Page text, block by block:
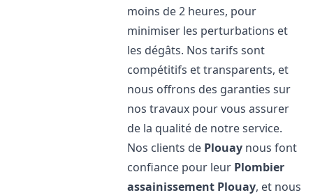
moins de 2 heures, pour
minimiser les perturbations et
les dégâts. Nos tarifs sont
compétitifs et transparents, et
nous offrons des garanties sur
nos travaux pour vous assurer
de la qualité de notre service.
Nos clients de Plouay nous font
confiance pour leur Plombier
assainissement Plouay, et nous